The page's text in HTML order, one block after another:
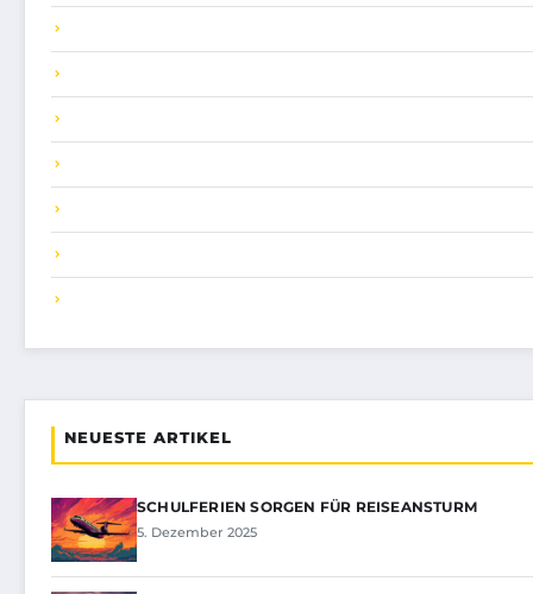
NEUESTE ARTIKEL
SCHULFERIEN SORGEN FÜR REISEANSTURM
5. Dezember 2025